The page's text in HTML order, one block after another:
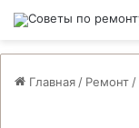
Главная / Ремонт /